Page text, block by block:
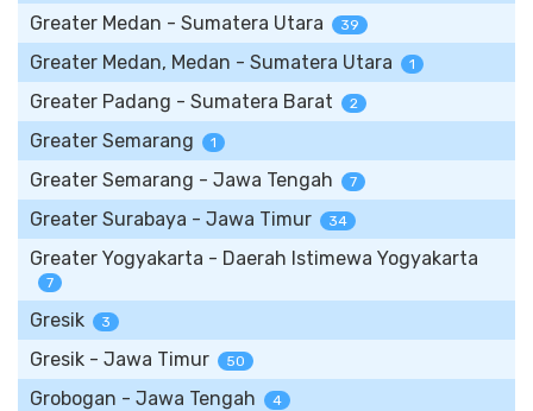
Greater Medan - Sumatera Utara 39
Greater Medan, Medan - Sumatera Utara 1
Greater Padang - Sumatera Barat 2
Greater Semarang 1
Greater Semarang - Jawa Tengah 7
Greater Surabaya - Jawa Timur 34
Greater Yogyakarta - Daerah Istimewa Yogyakarta
7
Gresik 3
Gresik - Jawa Timur 50
Grobogan - Jawa Tengah 4